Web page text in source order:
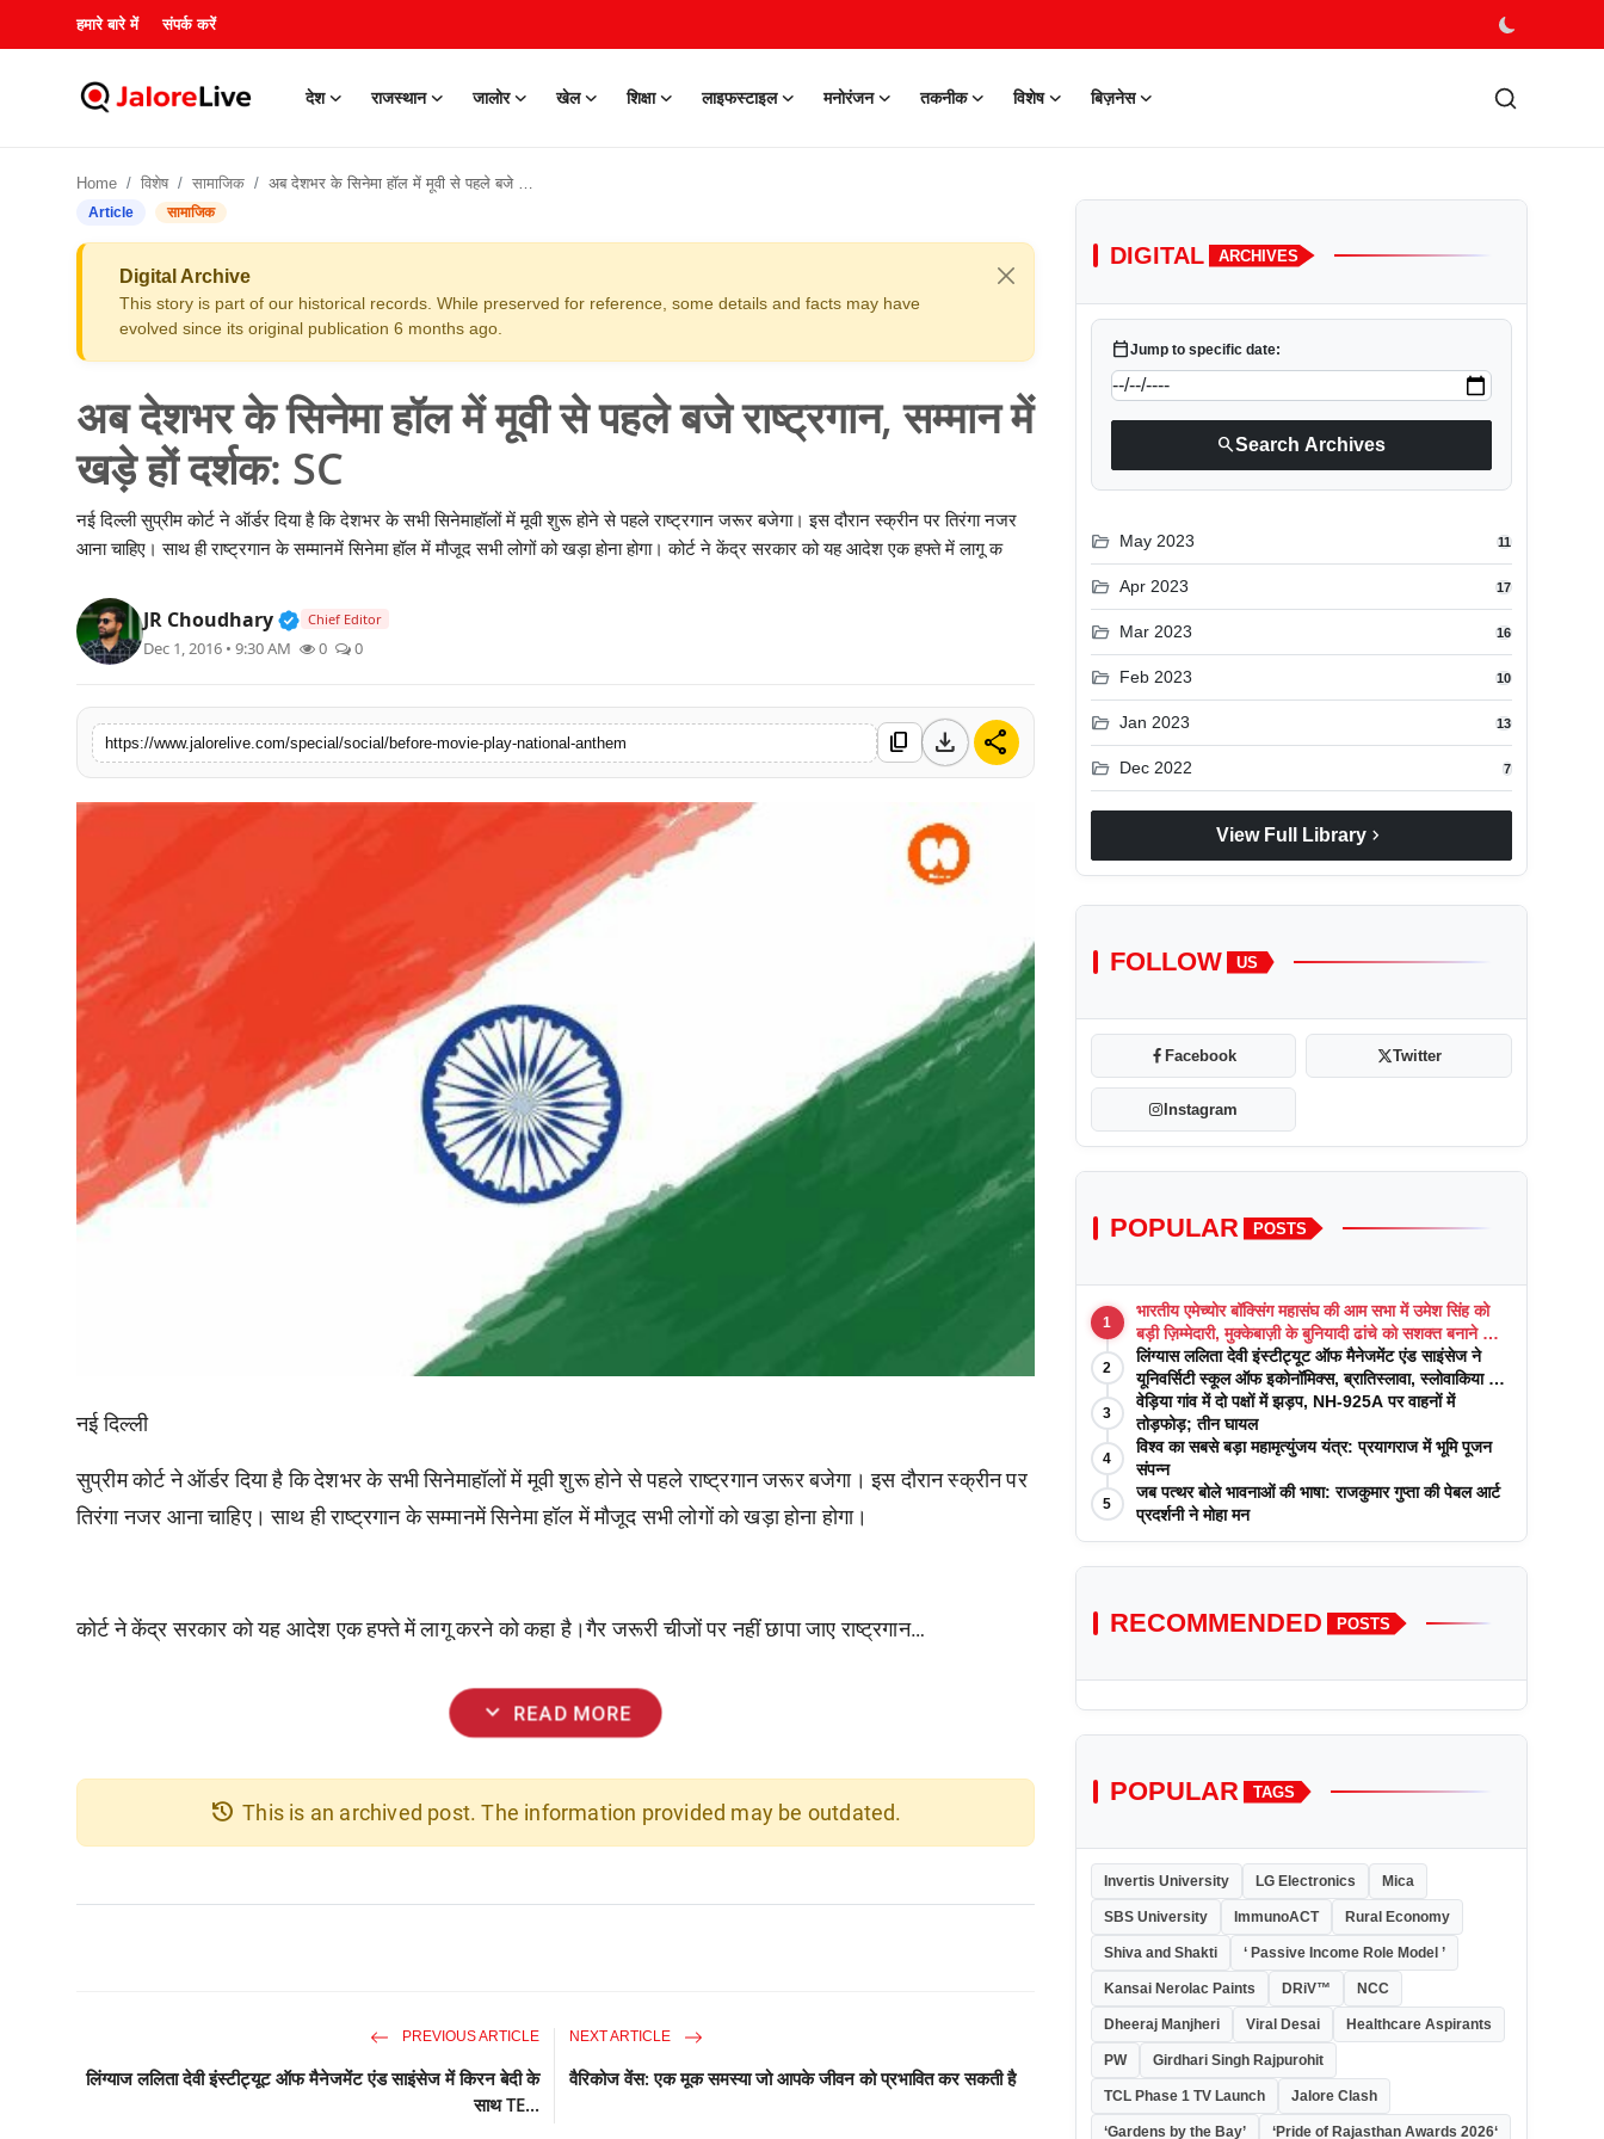
हमारे बारे में संपर्क करें
देश राजस्थान जालोर खेल शिक्षा लाइफस्टाइल मनोरंजन तकनीक विशेष बिज़नेस
लाइफस्टाइल
Home विशेष सामाजिक अब देशभर के सिनेमा हॉल में मूवी से पहले बजे राष्ट्रगान, सम्मान में खड़े हों दर्शक: SC
Article सामाजिक
Digital Archive
This story is part of our historical records. While preserved for reference, some details and facts may have
evolved since its original publication 6 months ago.
अब देशभर के सिनेमा हॉल में मूवी से पहले बजे राष्ट्रगान, सम्मान में
खड़े हों दर्शक: SC
नई दिल्ली सुप्रीम कोर्ट ने ऑर्डर दिया है कि देशभर के सभी सिनेमाहॉलों में मूवी शुरू होने से पहले राष्ट्रगान जरूर बजेगा। इस दौरान स्क्रीन पर तिरंगा नजर
आना चाहिए। साथ ही राष्ट्रगान के सम्मानमें सिनेमा हॉल में मौजूद सभी लोगों को खड़ा होना होगा। कोर्ट ने केंद्र सरकार को यह आदेश एक हफ्ते में लागू क
JR Choudhary Verified Public Figure • 30 Mar, 2026
Chief Editor
Dec 1, 2016 • 9:30 AM 0 0
https://www.jalorelive.com/special/social/before-movie-play-national-anthem content_copy download share
नई दिल्ली
सुप्रीम कोर्ट ने ऑर्डर दिया है कि देशभर के सभी सिनेमाहॉलों में मूवी शुरू होने से पहले राष्ट्रगान जरूर बजेगा। इस दौरान स्क्रीन पर
तिरंगा नजर आना चाहिए। साथ ही राष्ट्रगान के सम्मानमें सिनेमा हॉल में मौजूद सभी लोगों को खड़ा होना होगा।
कोर्ट ने केंद्र सरकार को यह आदेश एक हफ्ते में लागू करने को कहा है।गैर जरूरी चीजों पर नहीं छापा जाए राष्ट्रगान…
expand_more READ MORE
history This is an archived post. The information provided may be outdated.
PREVIOUS ARTICLE
लिंग्याज ललिता देवी इंस्टीट्यूट ऑफ मैनेजमेंट एंड साइंसेज में किरन बेदी के
साथ TE...
NEXT ARTICLE
वैरिकोज वेंस: एक मूक समस्या जो आपके जीवन को प्रभावित कर सकती है
DIGITAL ARCHIVES
calendar_todayJump to specific date:
searchSearch Archives
folder_open May 2023 11
folder_open Apr 2023 17
folder_open Mar 2023 16
folder_open Feb 2023 10
folder_open Jan 2023 13
folder_open Dec 2022 7
View Full Library chevron_right
FOLLOW US
Facebook Twitter
Instagram
POPULAR POSTS
1
भारतीय एमेच्योर बॉक्सिंग महासंघ की आम सभा में उमेश सिंह को
बड़ी ज़िम्मेदारी, मुक्केबाज़ी के बुनियादी ढांचे को सशक्त बनाने का
वादा
2
लिंग्यास ललिता देवी इंस्टीट्यूट ऑफ मैनेजमेंट एंड साइंसेज ने
यूनिवर्सिटी स्कूल ऑफ इकोनॉमिक्स, ब्रातिस्लावा, स्लोवाकिया के
साथ अकादमिक पत्रिकाओं में प्रकाशन रणनीतियों पर एक
दिवसीय कार्यशाला का आयोजन किया
3
वेड़िया गांव में दो पक्षों में झड़प, NH-925A पर वाहनों में
तोड़फोड़; तीन घायल
4
विश्व का सबसे बड़ा महामृत्युंजय यंत्र: प्रयागराज में भूमि पूजन
संपन्न
5
जब पत्थर बोले भावनाओं की भाषा: राजकुमार गुप्ता की पेबल आर्ट
प्रदर्शनी ने मोहा मन
RECOMMENDED POSTS
POPULAR TAGS
Invertis University LG Electronics Mica
SBS University ImmunoACT Rural Economy
Shiva and Shakti ‘ Passive Income Role Model ’
Kansai Nerolac Paints DRiV™ NCC
Dheeraj Manjheri Viral Desai Healthcare Aspirants
PW Girdhari Singh Rajpurohit
TCL Phase 1 TV Launch Jalore Clash
‘Gardens by the Bay’ ‘Pride of Rajasthan Awards 2026‘